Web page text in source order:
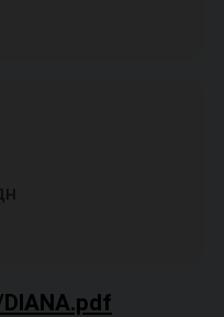
DIANA.pdf